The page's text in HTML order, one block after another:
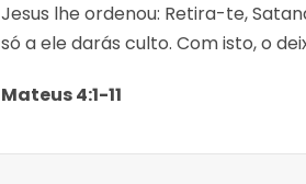
Jesus lhe ordenou: Retira-te,
só a ele darás culto. Com isto, o
Mateus 4:1-11